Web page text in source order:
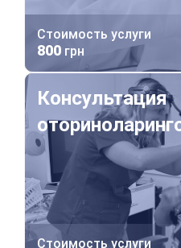
Стоимость услуги
800грн
Консультация
Консультация
Стоимость услуги